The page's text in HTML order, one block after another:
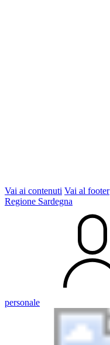
Vai ai contenuti Vai al footer
Regione Sardegna
personale